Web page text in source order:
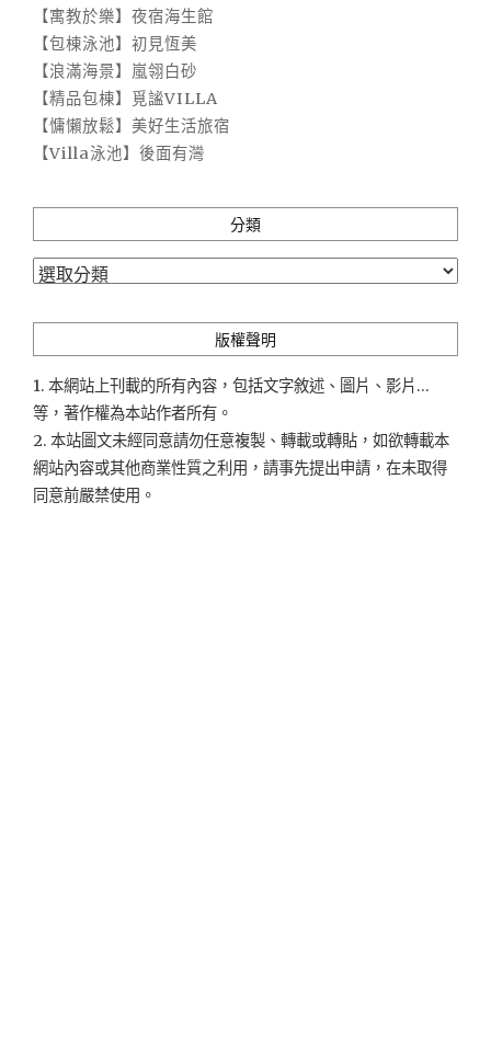
【寓教於樂】夜宿海生館
【包棟泳池】初見恆美
【浪滿海景】嵐翎白砂
【精品包棟】覓謐VILLA
【慵懶放鬆】美好生活旅宿
【Villa泳池】後面有灣
分類
分
版權聲明
1. 本網站上刊載的所有內容，包括文字敘述、圖片、影片...
等，著作權為本站作者所有。
2. 本站圖文未經同意請勿任意複製、轉載或轉貼，如欲轉載本
網站內容或其他商業性質之利用，請事先提出申請，在未取得
同意前嚴禁使用。